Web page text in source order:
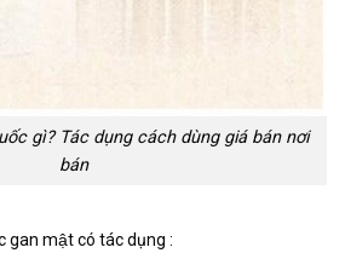
gì? Tác dụng cách dùng giá bán nơi
bán
gan mật có tác dụng :